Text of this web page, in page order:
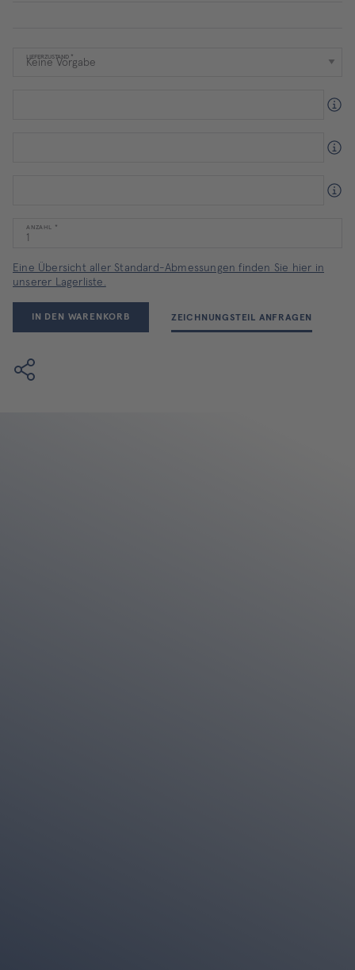
LIEFERZUSTAND
ANZAHL
Eine Übersicht aller Standard-Abmessungen finden Sie hier in
unserer Lagerliste.
IN DEN WARENKORB ZEICHNUNGSTEIL ANFRAGEN